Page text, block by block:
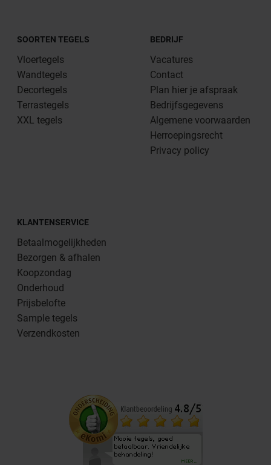
SOORTEN TEGELS
Vloertegels
Wandtegels
Decortegels
Terrastegels
XXL tegels
BEDRIJF
Vacatures
Contact
Plan hier je afspraak
Bedrijfsgegevens
Algemene voorwaarden
Herroepingsrecht
Privacy policy
KLANTENSERVICE
Betaalmogelijkheden
Bezorgen & afhalen
Koopzondag
Onderhoud
Prijsbelofte
Sample tegels
Verzendkosten